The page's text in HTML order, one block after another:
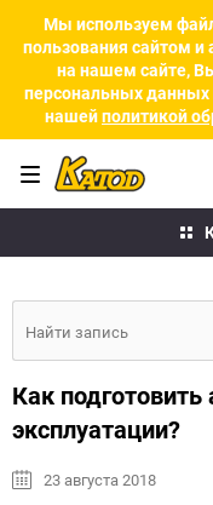
Мы используем
пользования сайтом
на нашем сайте,
персональных
нашейполитикой
Как
эксплуатации?
23 августа 2018